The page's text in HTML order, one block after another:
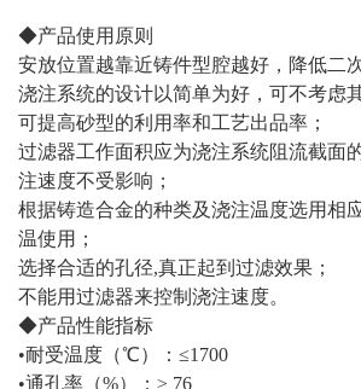
◆产品使用原则
安放位置越靠近铸件型腔越好，降低二
浇注系统的设计以简单为好，可不考虑
可提高砂型的利用率和工艺出品率；
过滤器工作面积应为浇注系统阻流截面
注速度不受影响；
根据铸造合金的种类及浇注温度选用相
温使用；
选择合适的孔径,真正起到过滤效果；
不能用过滤器来控制浇注速度。
◆产品性能指标
•耐受温度（℃）：≤1700
•通孔率（%）：≥ 76